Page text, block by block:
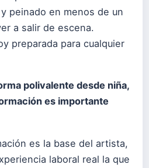
peinado en menos de un
a salir de escena.
preparada para cualquier
polivalente desde niña,
es importante
es la base del artista,
laboral real la que